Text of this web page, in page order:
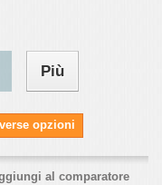
Più
opzioni
al comparatore